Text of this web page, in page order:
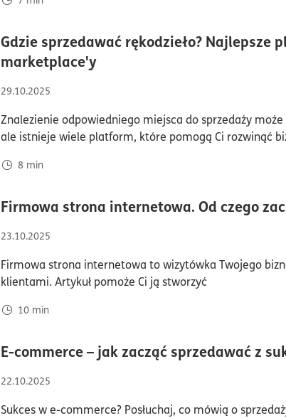
Gdzie sprzedawać rękodzieło? Najlepsze
marketplace'yczas czytania8minuty
29.10.2025
Znalezienie odpowiedniego miejsca do sprzedaży
ale istnieje wiele platform, które pomogą Ci rozwinąć
8 min
Firmowa strona internetowa. Od czego
23.10.2025
Firmowa strona internetowa to wizytówka Twojego
klientami. Artykuł pomoże Ci ją stworzyć
10 min
E-commerce – jak zacząć sprzedawać z
22.10.2025
Sukces w e-commerce? Posłuchaj, co mówią o